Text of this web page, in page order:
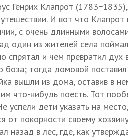
Генрих Клапрот
И вот что
с очень длинными
один из жителей села
и чем превратил дух
тогда домовой поставил
вышли из дома, оставив в
что-нибудь поесть. Тот
успели дети указать на
покорности своему
назад в лес, где, как